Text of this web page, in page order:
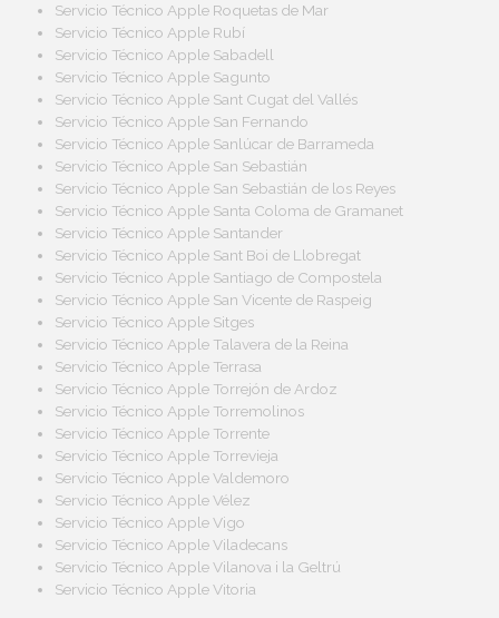
Servicio Técnico Apple Roquetas de Mar
Servicio Técnico Apple Rubí
Servicio Técnico Apple Sabadell
Servicio Técnico Apple Sagunto
Servicio Técnico Apple Sant Cugat del Vallés
Servicio Técnico Apple San Fernando
Servicio Técnico Apple Sanlúcar de Barrameda
Servicio Técnico Apple San Sebastián
Servicio Técnico Apple San Sebastián de los Reyes
Servicio Técnico Apple Santa Coloma de Gramanet
Servicio Técnico Apple Santander
Servicio Técnico Apple Sant Boi de Llobregat
Servicio Técnico Apple Santiago de Compostela
Servicio Técnico Apple San Vicente de Raspeig
Servicio Técnico Apple Sitges
Servicio Técnico Apple Talavera de la Reina
Servicio Técnico Apple Terrasa
Servicio Técnico Apple Torrejón de Ardoz
Servicio Técnico Apple Torremolinos
Servicio Técnico Apple Torrente
Servicio Técnico Apple Torrevieja
Servicio Técnico Apple Valdemoro
Servicio Técnico Apple Vélez
Servicio Técnico Apple Vigo
Servicio Técnico Apple Viladecans
Servicio Técnico Apple Vilanova i la Geltrú
Servicio Técnico Apple Vitoria